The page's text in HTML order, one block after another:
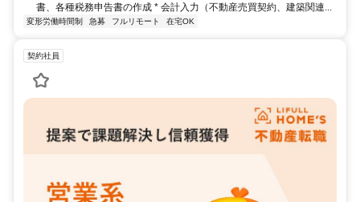
書、各種税務申告書の作成 * 会計入力（不動産売買契約、建築関連...
変形労働時間制 急募 フルリモート 在宅OK
契約社員